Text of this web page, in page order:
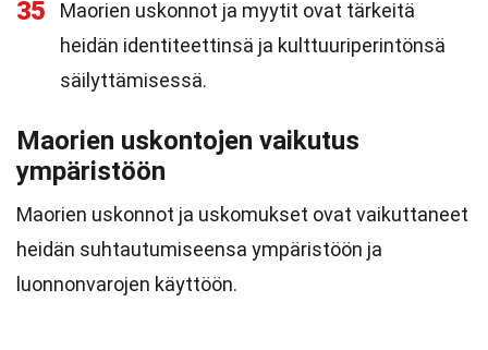
35
Maorien uskonnot ja myytit ovat tärkeitä
heidän identiteettinsä ja kulttuuriperintönsä
säilyttämisessä.
Maorien uskontojen vaikutus
ympäristöön
Maorien uskonnot ja uskomukset ovat vaikuttaneet
heidän suhtautumiseensa ympäristöön ja
luonnonvarojen käyttöön.